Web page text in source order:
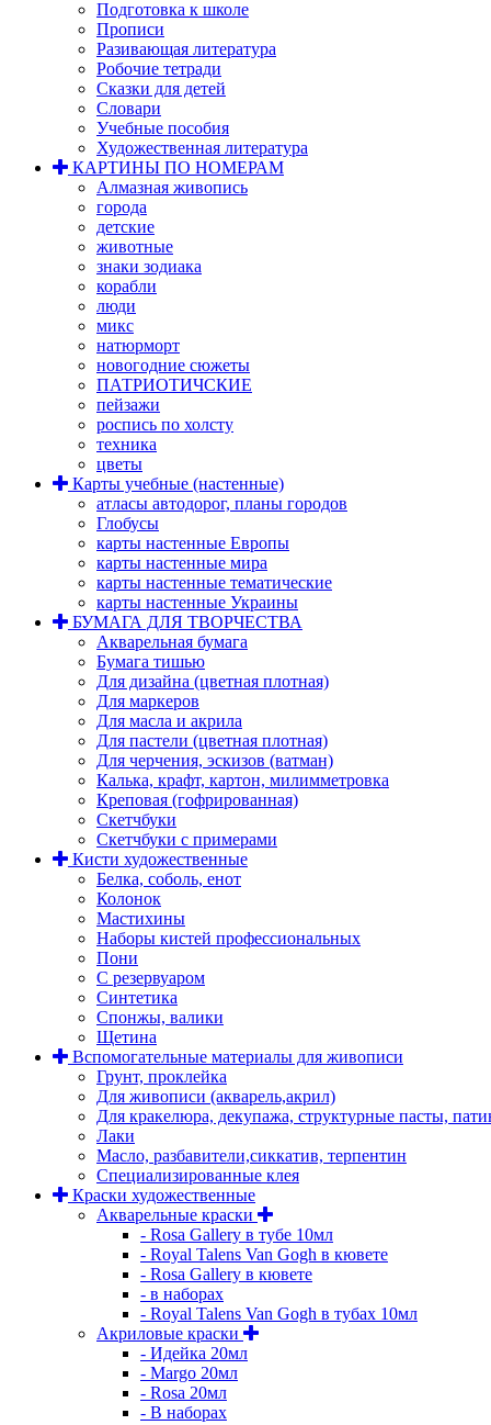
Подготовка к школе
Прописи
Разивающая литература
Робочие тетради
Сказки для детей
Словари
Учебные пособия
Художественная литература
КАРТИНЫ ПО НОМЕРАМ
Алмазная живопись
города
детские
животные
знаки зодиака
корабли
люди
микс
натюрморт
новогодние сюжеты
ПАТРИОТИЧСКИЕ
пейзажи
роспись по холсту
техника
цветы
Карты учебные (настенные)
атласы автодорог, планы городов
Глобусы
карты настенные Европы
карты настенные мира
карты настенные тематические
карты настенные Украины
БУМАГА ДЛЯ ТВОРЧЕСТВА
Акварельная бумага
Бумага тишью
Для дизайна (цветная плотная)
Для маркеров
Для масла и акрила
Для пастели (цветная плотная)
Для черчения, эскизов (ватман)
Калька, крафт, картон, милимметровка
Креповая (гофрированная)
Скетчбуки
Скетчбуки с примерами
Кисти художественные
Белка, соболь, енот
Колонок
Мастихины
Наборы кистей профессиональных
Пони
С резервуаром
Синтетика
Спонжы, валики
Щетина
Вспомогательные материалы для живописи
Грунт, проклейка
Для живописи (акварель,акрил)
Для кракелюра, декупажа, структурные пасты,
Лаки
Масло, разбавители,сиккатив, терпентин
Специализированные клея
Краски художественные
Акварельные краски
- Rosa Gallery в тубе 10мл
- Royal Talens Van Gogh в кювете
- Rosa Gallery в кювете
- в наборах
- Royal Talens Van Gogh в тубах 10мл
Акриловые краски
- Идейка 20мл
- Margo 20мл
- Rosa 20мл
- В наборах